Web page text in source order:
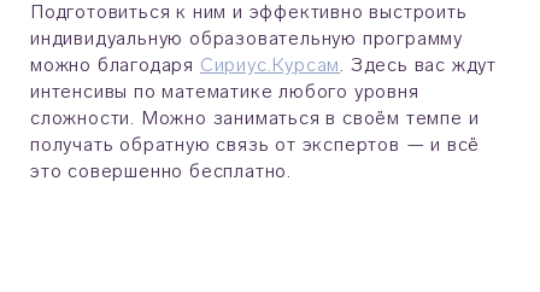
Подготовиться к ним и эффективно выстроить
индивидуальную образовательную программу
можно благодаря Сириус.Курсам. Здесь вас ждут
интенсивы по математике любого уровня
сложности. Можно заниматься в своём темпе и
получать обратную связь от экспертов — и всё
это совершенно бесплатно.